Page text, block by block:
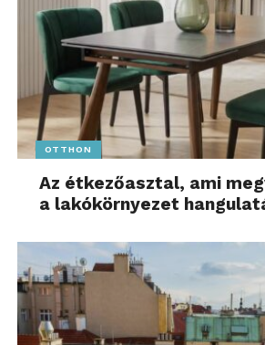
OTTHON
Az étkezőasztal, ami
a lakókörnyezet